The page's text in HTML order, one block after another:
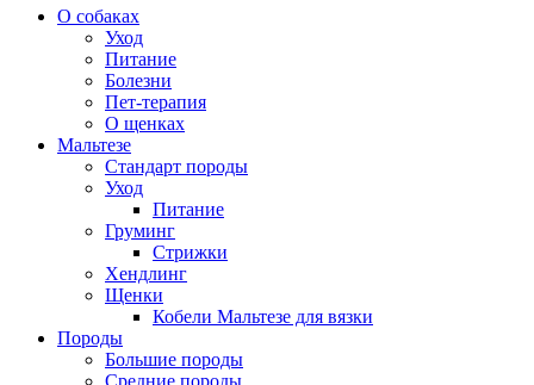
О собаках
Уход
Питание
Болезни
Пет-терапия
О щенках
Мальтезе
Стандарт породы
Уход
Питание
Груминг
Стрижки
Хендлинг
Щенки
Кобели Мальтезе для вязки
Породы
Большие породы